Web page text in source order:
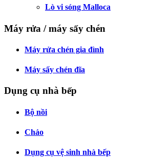
Lò vi sóng Malloca
Máy rửa / máy sấy chén
Máy rửa chén gia đình
Máy sấy chén đĩa
Dụng cụ nhà bếp
Bộ nồi
Chảo
Dụng cụ vệ sinh nhà bếp